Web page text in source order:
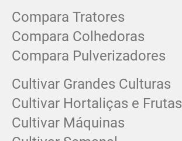
Compara Tratores
Compara Colhedoras
Compara Pulverizadores
Cultivar Grandes Culturas
Cultivar Hortaliças e Frutas
Cultivar Máquinas